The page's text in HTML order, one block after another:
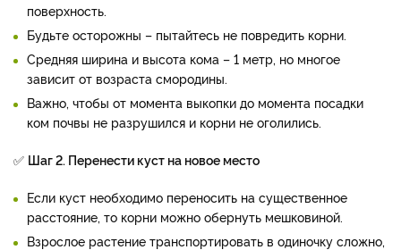
поверхность.
Будьте осторожны – пытайтесь не повредить корни.
Средняя ширина и высота кома – 1 метр, но многое
зависит от возраста смородины.
Важно, чтобы от момента выкопки до момента посадки
ком почвы не разрушился и корни не оголились.
✅ Шаг 2. Перенести куст на новое место
Если куст необходимо переносить на существенное
расстояние, то корни можно обернуть мешковиной.
Взрослое растение транспортировать в одиночку сложно,